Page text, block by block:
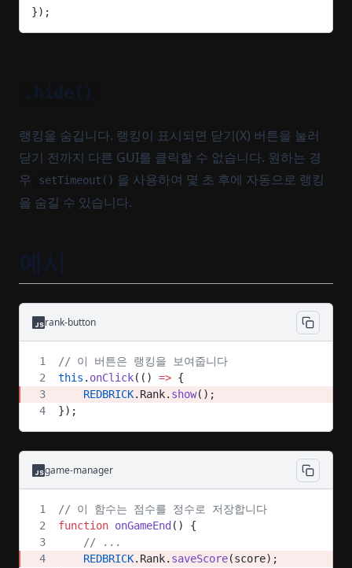
});
.hide()
랭킹을 숨깁니다. 랭킹이 표시되면 닫기(X) 버튼을 눌러
닫기 전까지 다른 GUI를 클릭할 수 없습니다. 원하는 경
우
setTimeout() 을 사용하여 몇 초 후에 자동으로 랭킹
을 숨길 수 있습니다.
예시
rank-button
// 이 버튼은 랭킹을 보여줍니다
this . onClick(() => {
    REDBRICK
.Rank. show();
});
game-manager
// 이 함수는 점수를 정수로 저장합니다
function onGameEnd () {
    // ...
    REDBRICK
.Rank. saveScore(score);